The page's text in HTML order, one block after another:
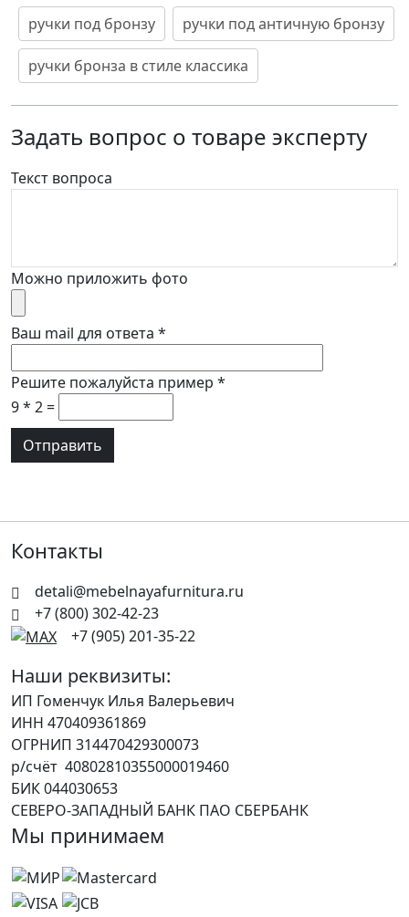
ручки под бронзу ручки под античную бронзу
ручки бронза в стиле классика
Задать вопрос о товаре эксперту
Текст вопроса
Можно приложить фото
Ваш mail для ответа *
Решите пожалуйста пример *
9 * 2 =
Контакты
detali@mebelnayafurnitura.ru
+7 (800) 302-42-23
+7 (905) 201-35-22
Наши реквизиты:
ИП Гоменчук Илья Валерьевич
ИНН 470409361869
ОГРНИП 314470429300073
р/счёт 40802810355000019460
БИК 044030653
СЕВЕРО-ЗАПАДНЫЙ БАНК ПАО СБЕРБАНК
Мы принимаем